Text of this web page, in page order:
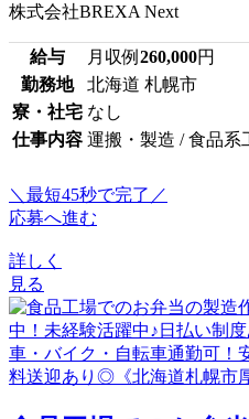
株式会社BREXA Next
給与 月収例 260,000円
勤務地
北海道 札幌市
寮・社宅 なし
仕事内容 運搬・製造 / 食品系
＼最短45秒で完了／
応募へ進む
詳しく
見る